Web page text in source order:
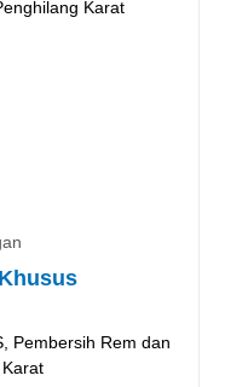
Pembersih Rem dan